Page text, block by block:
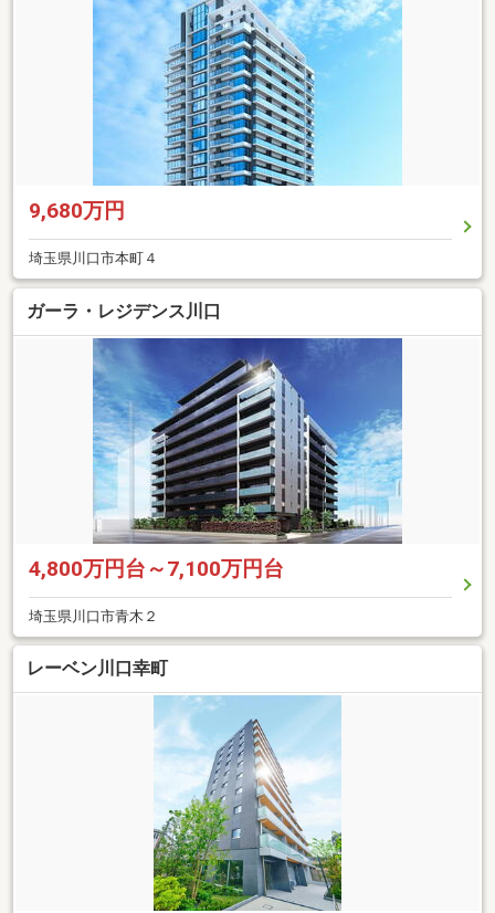
9,680万円
埼玉県川口市本町４
ガーラ・レジデンス川口
4,800万円台～7,100万円台
埼玉県川口市青木２
レーベン川口幸町